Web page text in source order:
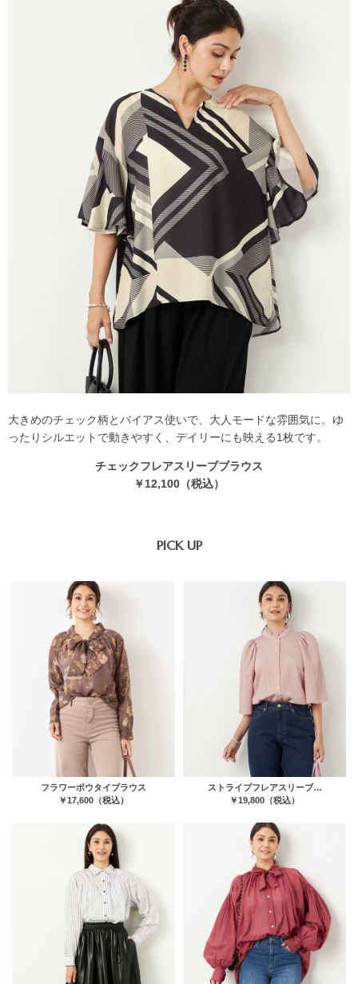
大きめのチェック柄とバイアス使いで、大人モードな雰囲気に。ゆ
ったりシルエットで動きやすく、デイリーにも映える1枚です。
チェックフレアスリーブブラウス
￥12,100（税込）
PICK UP
フラワーボウタイブラウス
￥17,600（税込）
ストライプフレアスリーブ…
￥19,800（税込）